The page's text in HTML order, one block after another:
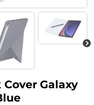
Galaxy